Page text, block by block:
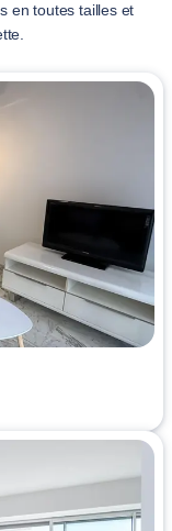
en toutes tailles et